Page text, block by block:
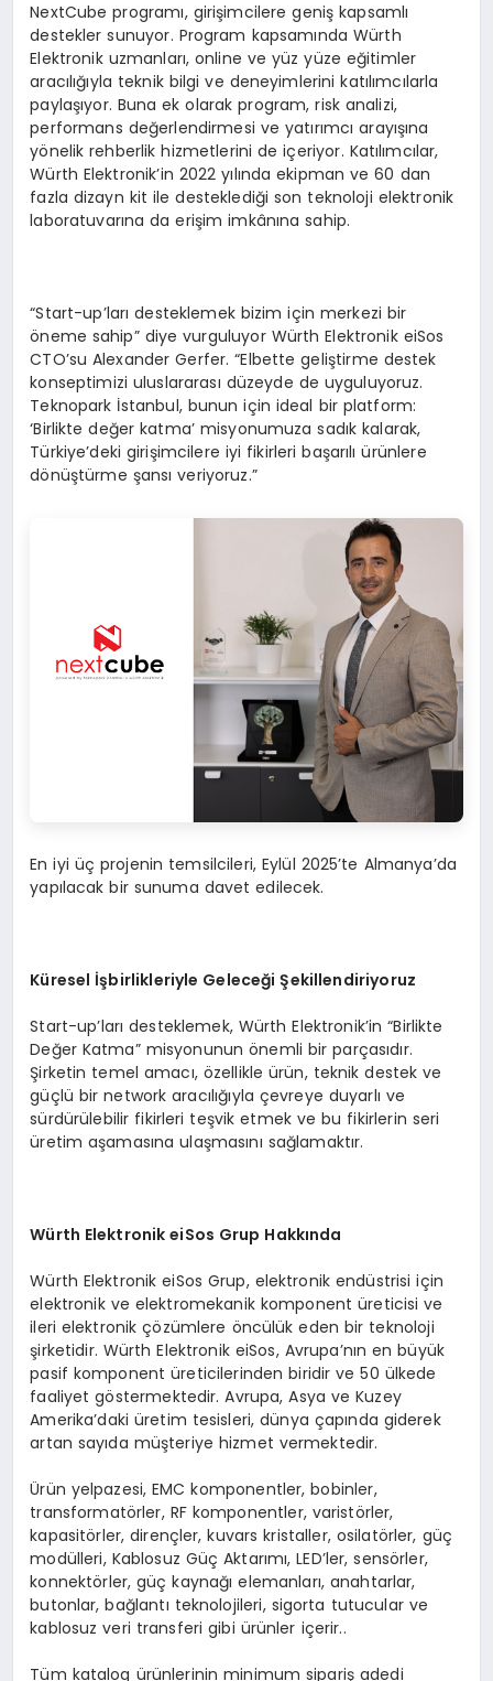
NextCube programı, girişimcilere geniş kapsamlı
destekler sunuyor. Program kapsamında Würth
Elektronik uzmanları, online ve yüz yüze eğitimler
aracılığıyla teknik bilgi ve deneyimlerini katılımcılarla
paylaşıyor. Buna ek olarak program, risk analizi,
performans değerlendirmesi ve yatırımcı arayışına
yönelik rehberlik hizmetlerini de içeriyor. Katılımcılar,
Würth Elektronik’in 2022 yılında ekipman ve 60 dan
fazla dizayn kit ile desteklediği son teknoloji elektronik
laboratuvarına da erişim imkânına sahip.
“Start-up’ları desteklemek bizim için merkezi bir
öneme sahip” diye vurguluyor Würth Elektronik eiSos
CTO’su Alexander Gerfer. “Elbette geliştirme destek
konseptimizi uluslararası düzeyde de uyguluyoruz.
Teknopark İstanbul, bunun için ideal bir platform:
‘Birlikte değer katma’ misyonumuza sadık kalarak,
Türkiye’deki girişimcilere iyi fikirleri başarılı ürünlere
dönüştürme şansı veriyoruz.”
En iyi üç projenin temsilcileri, Eylül 2025’te Almanya’da
yapılacak bir sunuma davet edilecek.
Küresel İşbirlikleriyle Geleceği Şekillendiriyoruz
Start-up’ları desteklemek, Würth Elektronik’in “Birlikte
Değer Katma” misyonunun önemli bir parçasıdır.
Şirketin temel amacı, özellikle ürün, teknik destek ve
güçlü bir network aracılığıyla çevreye duyarlı ve
sürdürülebilir fikirleri teşvik etmek ve bu fikirlerin seri
üretim aşamasına ulaşmasını sağlamaktır.
Würth Elektronik eiSos Grup Hakkında
Würth Elektronik eiSos Grup, elektronik endüstrisi için
elektronik ve elektromekanik komponent üreticisi ve
ileri elektronik çözümlere öncülük eden bir teknoloji
şirketidir. Würth Elektronik eiSos, Avrupa’nın en büyük
pasif komponent üreticilerinden biridir ve 50 ülkede
faaliyet göstermektedir. Avrupa, Asya ve Kuzey
Amerika’daki üretim tesisleri, dünya çapında giderek
artan sayıda müşteriye hizmet vermektedir.
Ürün yelpazesi, EMC komponentler, bobinler,
transformatörler, RF komponentler, varistörler,
kapasitörler, dirençler, kuvars kristaller, osilatörler, güç
modülleri, Kablosuz Güç Aktarımı, LED’ler, sensörler,
konnektörler, güç kaynağı elemanları, anahtarlar,
butonlar, bağlantı teknolojileri, sigorta tutucular ve
kablosuz veri transferi gibi ürünler içerir..
Tüm katalog ürünlerinin minimum sipariş adedi